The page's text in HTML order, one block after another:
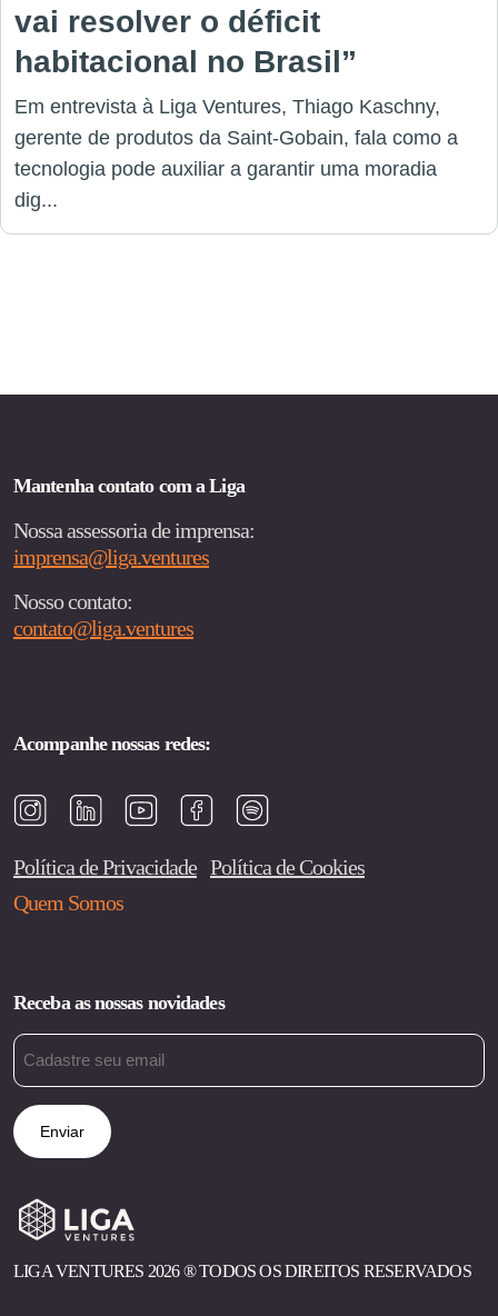
vai resolver o déficit
habitacional no Brasil”
Em entrevista à Liga Ventures, Thiago Kaschny,
gerente de produtos da Saint-Gobain, fala como a
tecnologia pode auxiliar a garantir uma moradia
dig...
Mantenha contato com a Liga
Nossa assessoria de imprensa:
imprensa@liga.ventures
Nosso contato:
contato@liga.ventures
Acompanhe nossas redes:
Política de Privacidade Política de Cookies
Quem Somos
Receba as nossas novidades
Email
LIGA VENTURES 2026 ®︎ TODOS OS DIREITOS RESERVADOS